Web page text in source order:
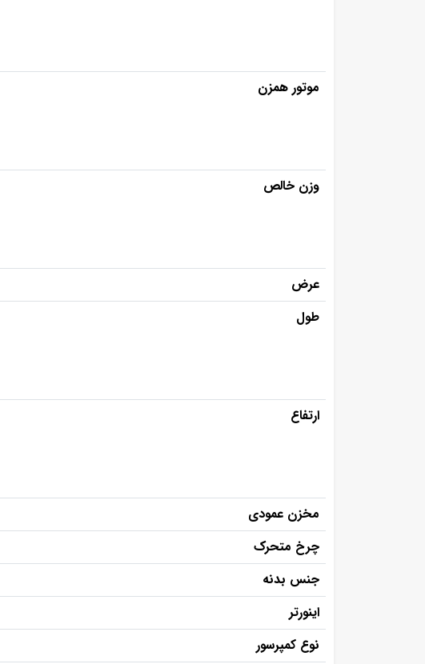
موتور همزن
وزن خالص
عرض
طول
ارتفاع
مخزن عمودی
چرخ متحرک
جنس بدنه
اینورتر
نوع کمپرسور